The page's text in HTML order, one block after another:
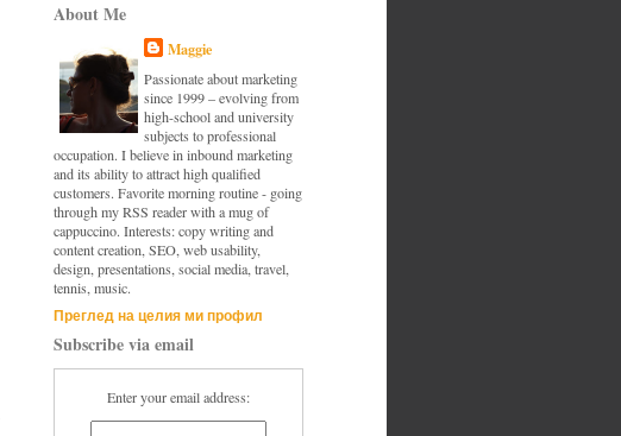
About Me
Maggie
Passionate about marketing
since 1999 – evolving from
high-school and university
subjects to professional
occupation. I believe in inbound marketing
and its ability to attract high qualified
customers. Favorite morning routine - going
through my RSS reader with a mug of
cappuccino. Interests: copy writing and
content creation, SEO, web usability,
design, presentations, social media, travel,
tennis, music.
Преглед на целия ми профил
Subscribe via email
Enter your email address: